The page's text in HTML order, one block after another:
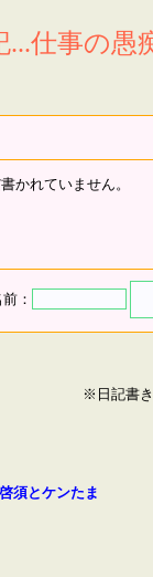
仕事の愚
かれていません。
：
※日記書き
啓須とケンたま